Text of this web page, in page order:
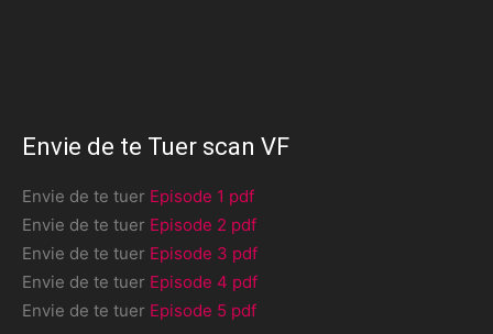
Envie de te Tuer scan VF
Envie de te tuer Episode 1 pdf
Envie de te tuer Episode 2 pdf
Envie de te tuer Episode 3 pdf
Envie de te tuer Episode 4 pdf
Envie de te tuer Episode 5 pdf